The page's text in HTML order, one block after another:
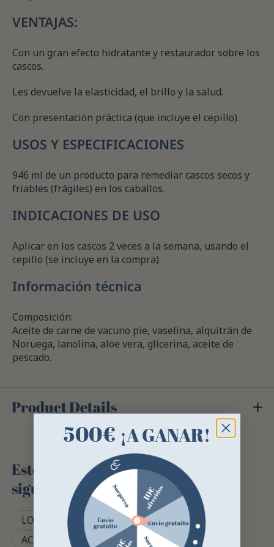
VENTAJAS:
Con un gran efecto hidratante y restaurador sobre los
cascos.
Les devuelve la elasticidad, el brillo y la salud.
Con presentación práctica (que incluye el cepillo).
USOS Y ESPECIFICACIONES
946 ml de un producto para remediar cascos secos y
friables (frágiles) en los caballos.
INDICACIONES DE USO
Aplicar en los cascos 2 veces a la semana, usando el
cepillo (se incluye en la compra).
Información técnica
Composición:
Aceite de carne de vacuno pie, vaselina, alquitrán de
Noruega, lanolina, aloe vera, glicerina, aceite de
pescado.
Product Details
Este producto se encuentra en las
siguientes categorías
LOS CASCOS
UNGÜENTOS Y GRASAS
ACEITE PARA CASCOS DE CABALLO
500€ ¡A GANAR!